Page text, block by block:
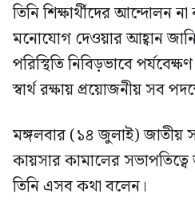
তিনি শিক্ষার্থীদের আন্দোলন
মনোযোগ দেওয়ার আহ্বান
পরিস্থিতি নিবিড়ভাবে
স্বার্থ রক্ষায় প্রয়োজনীয় সব
মঙ্গলবার (১৪ জুলাই) জাতীয়
কায়সার কামালের সভাপতিত্বে
তিনি এসব কথা বলেন।